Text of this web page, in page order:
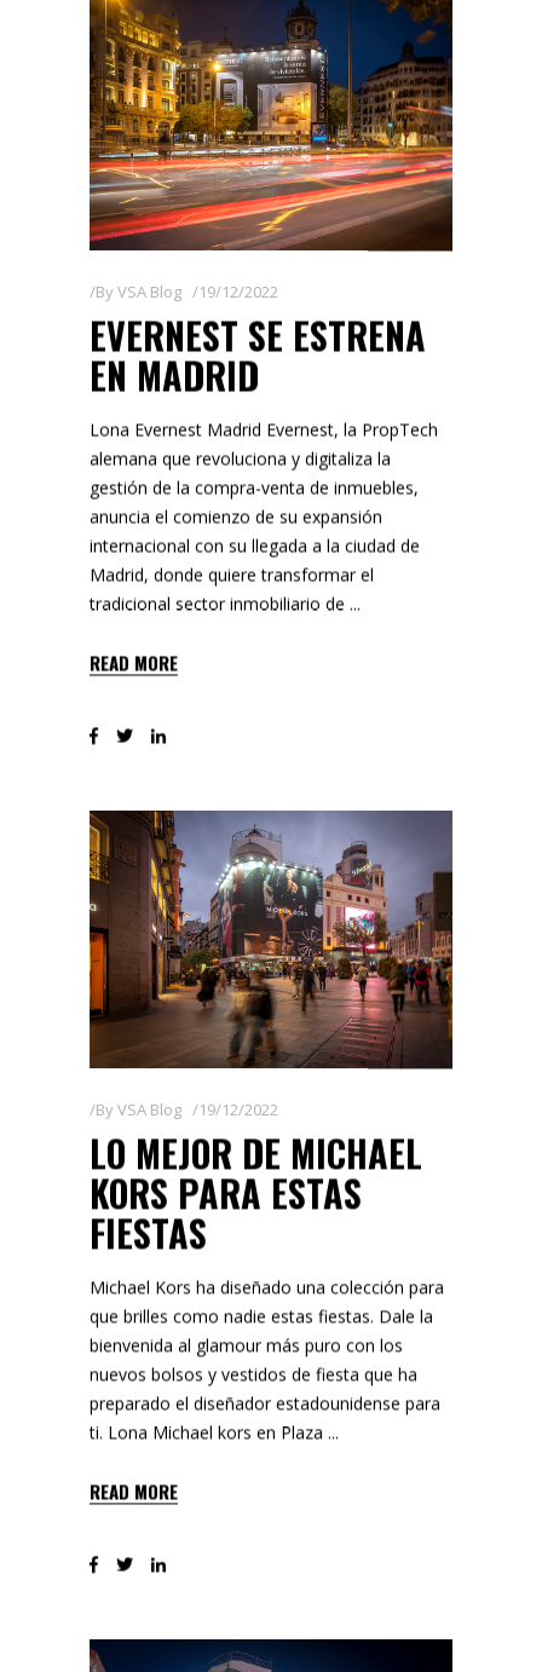
ByVSA Blog 19/12/2022
EVERNEST SE ESTRENA
EN MADRID
Lona Evernest Madrid Evernest, la PropTech
alemana que revoluciona y digitaliza la
gestión de la compra-venta de inmuebles,
anuncia el comienzo de su expansión
internacional con su llegada a la ciudad de
Madrid, donde quiere transformar el
tradicional sector inmobiliario de
READ MORE
ByVSA Blog 19/12/2022
LO MEJOR DE MICHAEL
KORS PARA ESTAS
FIESTAS
Michael Kors ha diseñado una colección para
que brilles como nadie estas fiestas. Dale la
bienvenida al glamour más puro con los
nuevos bolsos y vestidos de fiesta que ha
preparado el diseñador estadounidense para
ti. Lona Michael kors en Plaza
READ MORE